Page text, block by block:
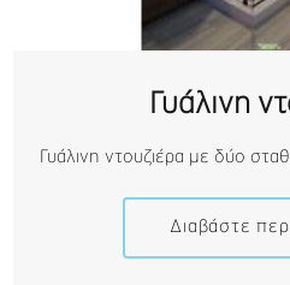
Γυάλινη
Γυάλινη ντουζιέρα με δύο
Διαβάστε